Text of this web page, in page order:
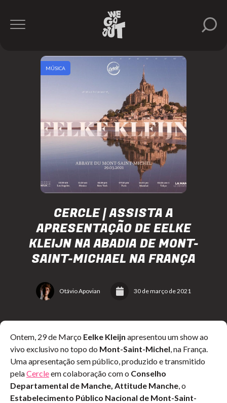
CERCLE | ASSISTA A
APRESENTAÇÃO DE EELKE
KLEIJN NA ABADIA DE MONT-
SAINT-MICHAEL NA FRANÇA
Otávio Apovian 30 de março de 2021
MÚSICA
Ontem, 29 de Março Eelke Kleijn apresentou um show ao
vivo exclusivo no topo do Mont-Saint-Michel, na França.
Uma apresentação sem público, produzido e transmitido
pelaCercleem colaboração com o Conselho
Departamental de Manche, Attitude Manche, o
Estabelecimento Público Nacional de Mont-Saint-